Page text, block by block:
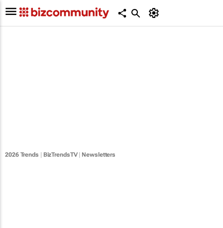
2026 Trends BizTrendsTV| Newsletters